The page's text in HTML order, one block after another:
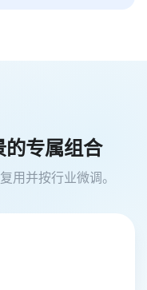
专属组合
用并按行业微调。